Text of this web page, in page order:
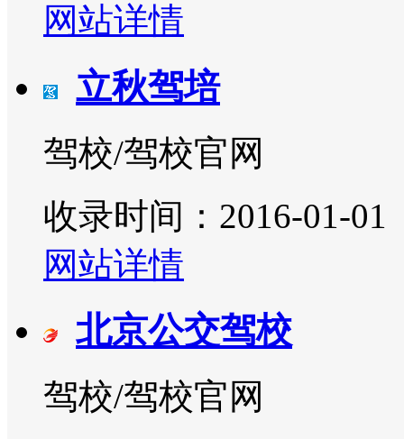
网站详情
立秋驾培
驾校/驾校官网
收录时间：2016-01-01
网站详情
北京公交驾校
驾校/驾校官网